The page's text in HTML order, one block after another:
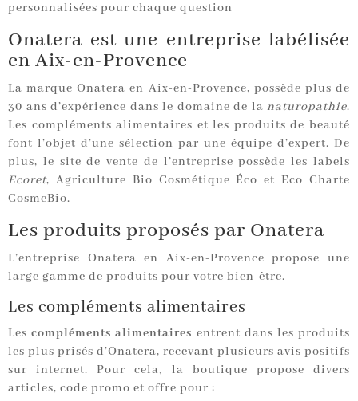
personnalisées pour chaque question
Onatera est une entreprise labélisée
en Aix-en-Provence
La marque Onatera en Aix-en-Provence, possède plus de
30 ans d’expérience dans le domaine de la naturopathie.
Les compléments alimentaires et les produits de beauté
font l’objet d’une sélection par une équipe d’expert. De
plus, le site de vente de l’entreprise possède les labels
Ecoret, Agriculture Bio Cosmétique Éco et Eco Charte
CosmeBio.
Les produits proposés par Onatera
L’entreprise Onatera en Aix-en-Provence propose une
large gamme de produits pour votre bien-être.
Les compléments alimentaires
Lescompléments alimentaires entrent dans les produits
les plus prisés d’Onatera, recevant plusieurs avis positifs
sur internet. Pour cela, la boutique propose divers
articles, code promo et offre pour :